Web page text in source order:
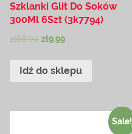
Szklanki Glit Do Soków
300Ml 6Szt (3k7794)
zł68.00 zł9.99
Idź do sklepu
Sale!